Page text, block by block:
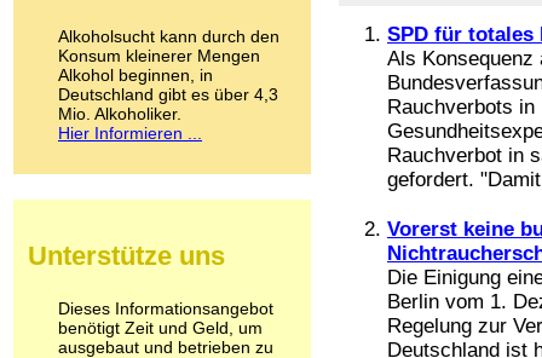
SPD für totales
Als Konsequenz
Rauchverbots
Rauchverbot in
gefordert.
Vorerst keine
Die Einigung
Berlin vom 1.
Regelung zur
Deutschland ist
LSD
Marihuana
Medikamente
Meskalin
Metamphetamin
Methadon
Pilze
Psychopharmaka
Schlafmittel
Schmerzmittel
Alkoholsucht kann durch den
Konsum kleinerer Mengen
Alkohol beginnen, in
Deutschland gibt es über 4,3
Mio. Alkoholiker.
Hier Informieren ...
Unterstütze uns
Dieses Informationsangebot
benötigt Zeit und Geld, um
ausgebaut und betrieben zu